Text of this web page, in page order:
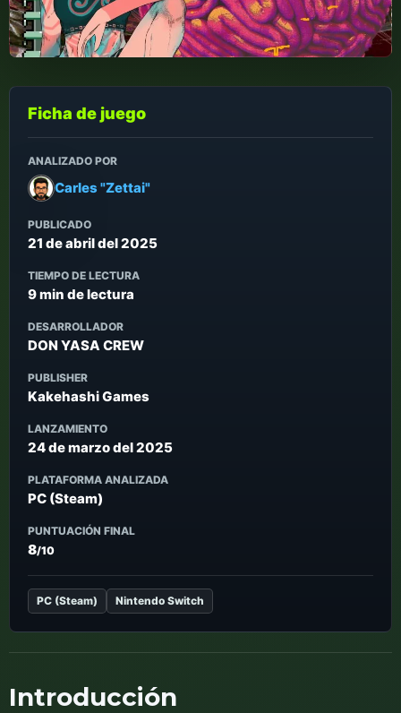
Ficha de juego
ANALIZADO POR
Carles "Zettai"
PUBLICADO
21 de abril del 2025
TIEMPO DE LECTURA
9 min de lectura
DESARROLLADOR
DON YASA CREW
PUBLISHER
Kakehashi Games
LANZAMIENTO
24 de marzo del 2025
PLATAFORMA ANALIZADA
PC (Steam)
PUNTUACIÓN FINAL
8/10
PC (Steam) Nintendo Switch
Introducción